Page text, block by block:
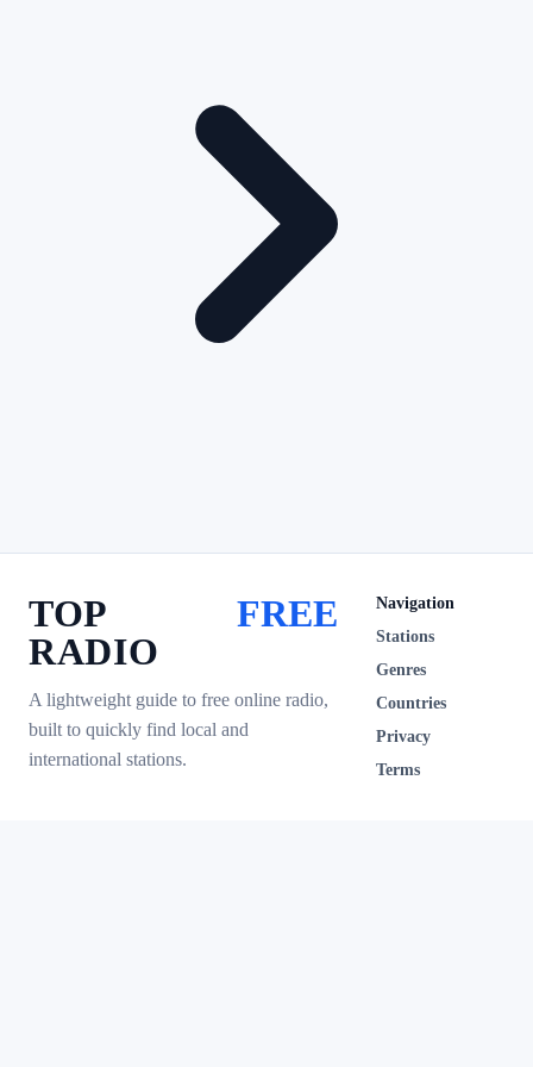
TOP
RADIO
FREE
A lightweight guide to free online radio,
built to quickly find local and
international stations.
Navigation
Stations
Genres
Countries
Privacy
Terms